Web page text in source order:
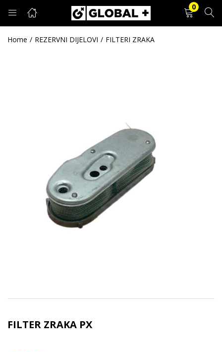
0
PRIJAVA REGISTRACIJA
Prijava
Zaboravljena lozinka?
Home REZERVNI DIJELOVI FILTERI ZRAKA
FILTER ZRAKA PX